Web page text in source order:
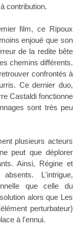
contribution.
film, ce Ripoux
enjoué que son
de la redite bête
chemins différents.
confrontés à
Ce dernier duo,
Castaldi fonctionne
sont très peu
plusieurs acteurs
peut que déplorer
Ainsi, Régine et
L'intrigue,
que celle du
alors que Les
perturbateur)
à l'ennui.